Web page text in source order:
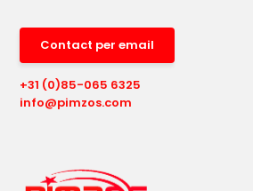
Contact per email
+31 (0)85-065 6325
info@pimzos.com